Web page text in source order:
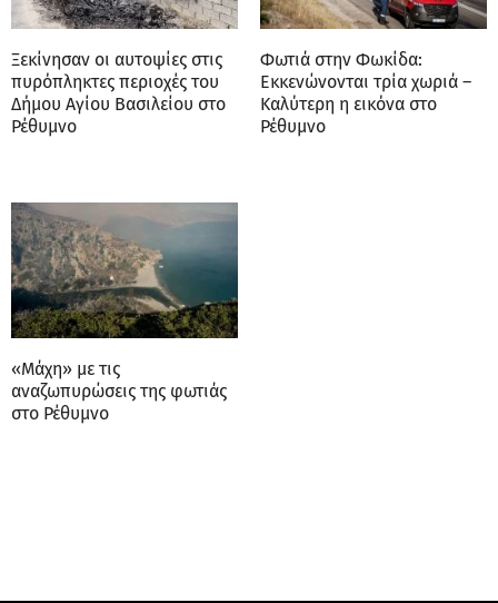
Ξεκίνησαν οι αυτοψίες στις
πυρόπληκτες περιοχές του
Δήμου Αγίου Βασιλείου στο
Ρέθυμνο
Φωτιά στην Φωκίδα:
Εκκενώνονται τρία χωριά –
Καλύτερη η εικόνα στο
Ρέθυμνο
«Μάχη» με τις
αναζωπυρώσεις της φωτιάς
στο Ρέθυμνο